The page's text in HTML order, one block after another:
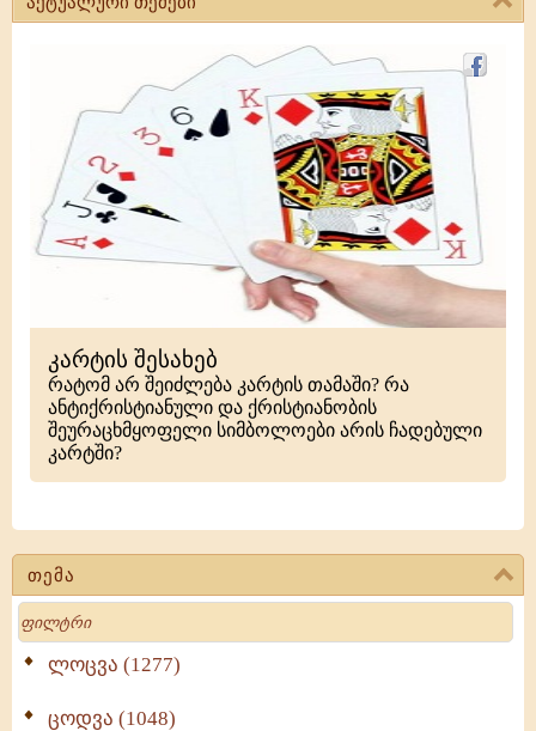
თემა
Search
ლოცვა (1277)
ცოდვა (1048)
კარტის შესახებ
რატომ არ შეიძლება კარტის თამაში? რა
ანტიქრისტიანული და ქრისტიანობის
შეურაცხმყოფელი სიმბოლოები არის ჩადებული
კარტში?